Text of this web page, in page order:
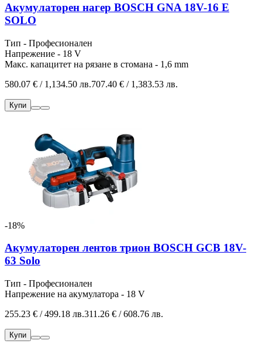
Акумулаторен нагер BOSCH GNA 18V-16 E
SOLO
Тип - Професионален
Напрежение - 18 V
Макс. капацитет на рязане в стомана - 1,6 mm
580.07 € / 1,134.50 лв.707.40 € / 1,383.53 лв.
Купи
-18%
Акумулаторен лентов трион BOSCH GCB 18V-
63 Solo
Тип - Професионален
Напрежение на акумулатора - 18 V
255.23 € / 499.18 лв.311.26 € / 608.76 лв.
Купи